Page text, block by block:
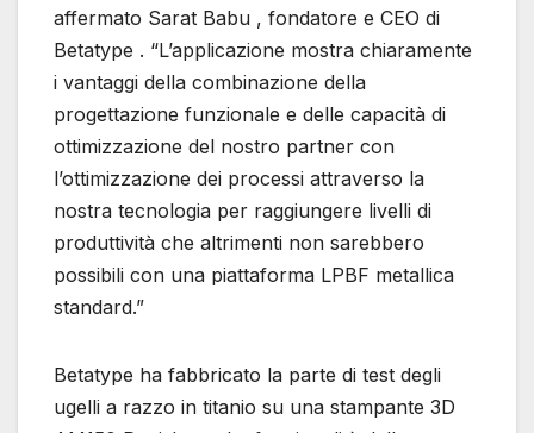
affermato Sarat Babu , fondatore e CEO di
Betatype . “L’applicazione mostra chiaramente
i vantaggi della combinazione della
progettazione funzionale e delle capacità di
ottimizzazione del nostro partner con
l’ottimizzazione dei processi attraverso la
nostra tecnologia per raggiungere livelli di
produttività che altrimenti non sarebbero
possibili con una piattaforma LPBF metallica
standard.”
Betatype ha fabbricato la parte di test degli
ugelli a razzo in titanio su una stampante 3D